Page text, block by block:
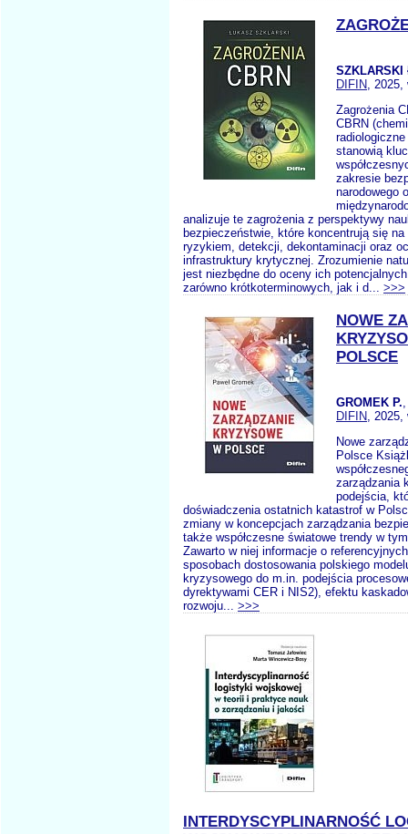
SZKLARSKI
DIFIN, 2025,
Zagrożenia
CBRN
stanowią
zakresie
narodowego
analizuje te zagrożenia z perspektywy
bezpieczeństwie, które koncentrują się na
ryzykiem, detekcji, dekontaminacji oraz
infrastruktury krytycznej. Zrozumienie
jest niezbędne do oceny ich
zarówno krótkoterminowych, jak i d... >>>
NOWE
POLSCE
GROMEK P.
DIFIN, 2025,
Nowe
Polsce
zarządzania
podejścia,
doświadczenia ostatnich katastrof w
zmiany w koncepcjach zarządzania
także współczesne światowe trendy w
Zawarto w niej informacje o
sposobach dostosowania polskiego
kryzysowego do m.in. podejścia
dyrektywami CER i NIS2), efektu
rozwoju... >>>
INTERDYSCYPLINARNOŚĆ